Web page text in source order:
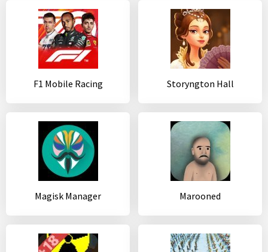
F1 Mobile Racing Storyngton Hall
Magisk Manager Marooned